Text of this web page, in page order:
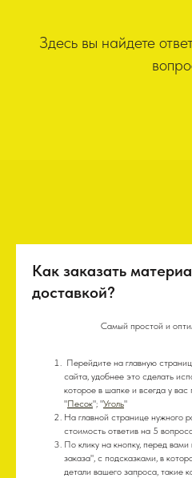
Здесь вы найдете
Как заказать
доставкой?
Самый простой и
Перейдите на главную
сайта, удобнее это сделать
которое в шапке и всегда у вас
"Песок"; "Уголь"
На главной странице нужного
стоимость ответив на 5
По клику на кнопку, перед
заказа", с подсказками, в
детали вашего запроса, такие